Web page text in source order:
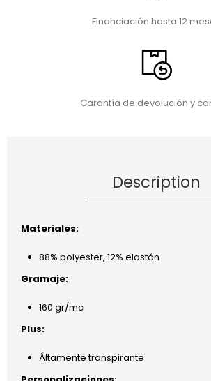
Financiación hasta 12
Garantía de devolución y
Description
Materiales:
88% polyester, 12% elastán
Gramaje:
160 gr/mc
Plus:
Áltamente transpirante